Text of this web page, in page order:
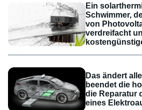
Ein
Schwimmer,
von
verdreifacht
Das ändert
beendet die
die Reparatur
eines